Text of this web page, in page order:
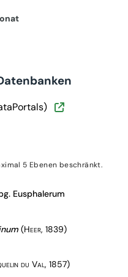
5 Ebenen beschränkt.
Eusphalerum
(Heer, 1839)
du Val, 1857)